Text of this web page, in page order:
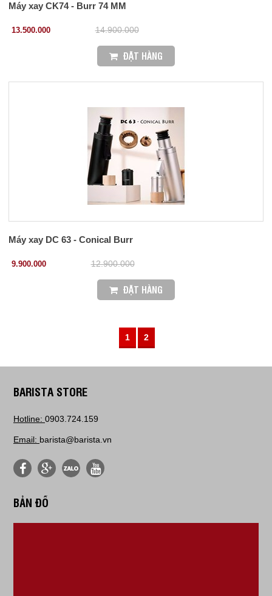
Máy xay CK74 - Burr 74 MM
13.500.000 14.900.000
ĐẶT HÀNG
Máy xay DC 63 - Conical Burr
9.900.000 12.900.000
ĐẶT HÀNG
1 2
BARISTA STORE
Hotline: 0903.724.159
Email: barista@barista.vn
BẢN ĐỒ